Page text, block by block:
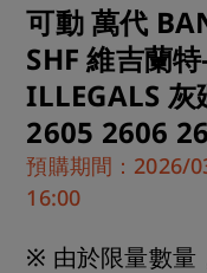
可動 萬代
SHF 維吉蘭
ILLEGALS
2605 2606
預購期間：2026/
16:00
※ 由於限量數量